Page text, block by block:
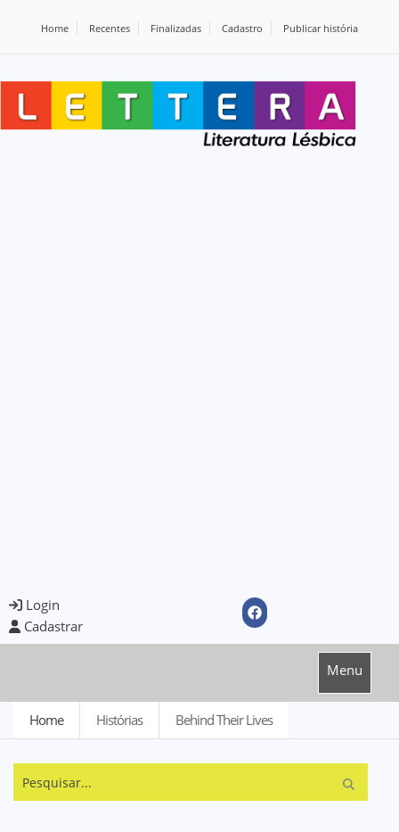
Home Recentes Finalizadas Cadastro Publicar história
Login
Cadastrar
Menu
Home Histórias Behind Their Lives